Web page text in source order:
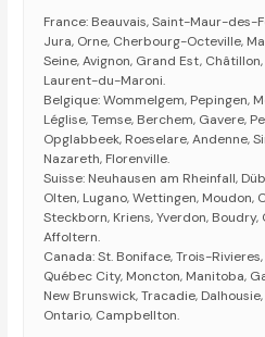
France: Beauvais, Saint-Maur-des-
Jura, Orne, Cherbourg-Octeville,
Seine, Avignon, Grand Est,
Laurent-du-Maroni.
Belgique: Wommelgem, Pepingen,
Léglise, Temse, Berchem, Gavere,
Opglabbeek, Roeselare, Andenne,
Nazareth, Florenville.
Suisse: Neuhausen am Rheinfall,
Olten, Lugano, Wettingen, Moudon,
Steckborn, Kriens, Yverdon, Boudry,
Affoltern.
Canada: St. Boniface, Trois-
Québec City, Moncton, Manitoba,
New Brunswick, Tracadie,
Ontario, Campbellton.